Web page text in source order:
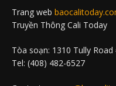
Trang web
Truyền Thông Cali Today
Tòa soạn: 1310 Tully Road
Tel: (408) 482-6527